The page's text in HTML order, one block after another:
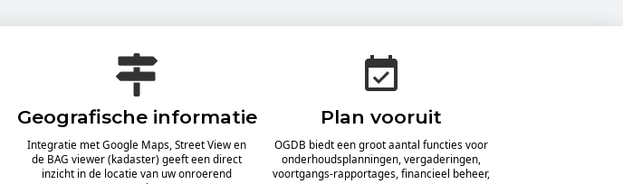
de Woonconfigurator.
Uw gebouw inrichten in 3D. Dat is nu wel heel
Onze nieuwste ontwikkeling geeft u de
mogelijkheid om eenvoudig de inrichting van uw
(kantoor-) gebouw aan te passen. En te
bewaren. Bekijk het
hier.
Geografische informatie
Integratie met Google Maps, Street View en
de BAG viewer (kadaster) geeft een direct
inzicht in de locatie van uw onroerend
Plan vooruit
OGDB biedt een groot aantal functies voor
onderhoudsplanningen, vergaderingen,
voortgangs-rapportages, financieel beheer,